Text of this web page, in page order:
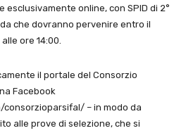
online, con SPID di 2°
che dovranno pervenire entro il
ore 14:00.
il portale del Consorzio
Facebook
– in modo da
alle prove di selezione, che si